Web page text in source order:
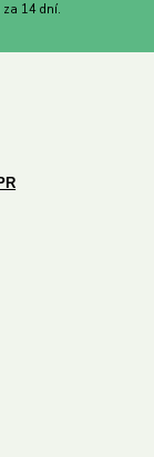
za 14 dní.